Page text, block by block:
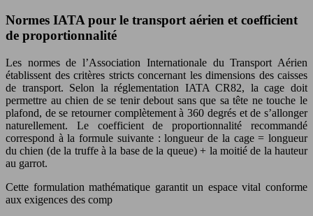
Normes IATA pour le transport aérien et coefficient
de proportionnalité
Les normes de l’Association Internationale du Transport Aérien
établissent des critères stricts concernant les dimensions des caisses
de transport. Selon la réglementation IATA CR82, la cage doit
permettre au chien de se tenir debout sans que sa tête ne touche le
plafond, de se retourner complètement à 360 degrés et de s’allonger
naturellement. Le coefficient de proportionnalité recommandé
correspond à la formule suivante : longueur de la cage = longueur
du chien (de la truffe à la base de la queue) + la moitié de la hauteur
au garrot.
Cette formulation mathématique garantit un espace vital conforme
aux exigences des comp